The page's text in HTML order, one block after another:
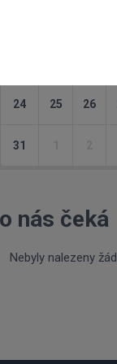
24 25 26
31
nás čeká
Nebyly nalezeny